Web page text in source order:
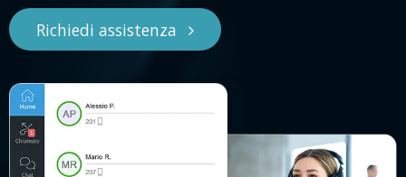
Richiedi assistenza